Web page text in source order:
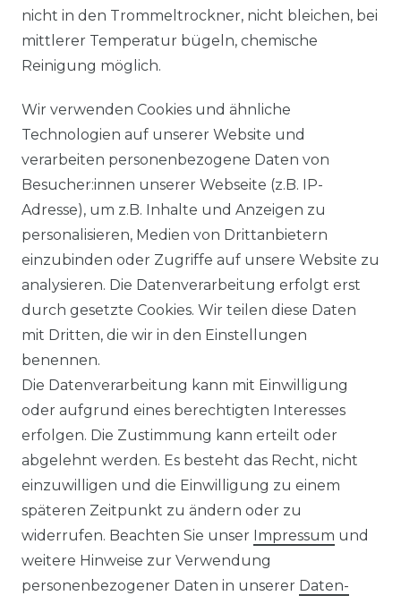
nicht in den Trommeltrockner, nicht bleichen, bei
mittlerer Temperatur bügeln, chemische
Reinigung möglich.
Ähnlicher Artikel
Artikelpaket :
UVP 49,99 €
ab 47,99 € *
Impressum Daten­schutz­erklärung
Wir verwenden Cookies und ähnliche
Technologien auf unserer Website und
verarbeiten personenbezogene Daten von
Besucher:innen unserer Webseite (z.B. IP-
Adresse), um z.B. Inhalte und Anzeigen zu
personalisieren, Medien von Drittanbietern
einzubinden oder Zugriffe auf unsere Website zu
analysieren. Die Datenverarbeitung erfolgt erst
durch gesetzte Cookies. Wir teilen diese Daten
mit Dritten, die wir in den Einstellungen
benennen.
Die Datenverarbeitung kann mit Einwilligung
oder aufgrund eines berechtigten Interesses
erfolgen. Die Zustimmung kann erteilt oder
abgelehnt werden. Es besteht das Recht, nicht
einzuwilligen und die Einwilligung zu einem
späteren Zeitpunkt zu ändern oder zu
widerrufen. Beachten Sie unser Impressum und
weitere Hinweise zur Verwendung
personenbezogener Daten in unserer Daten­